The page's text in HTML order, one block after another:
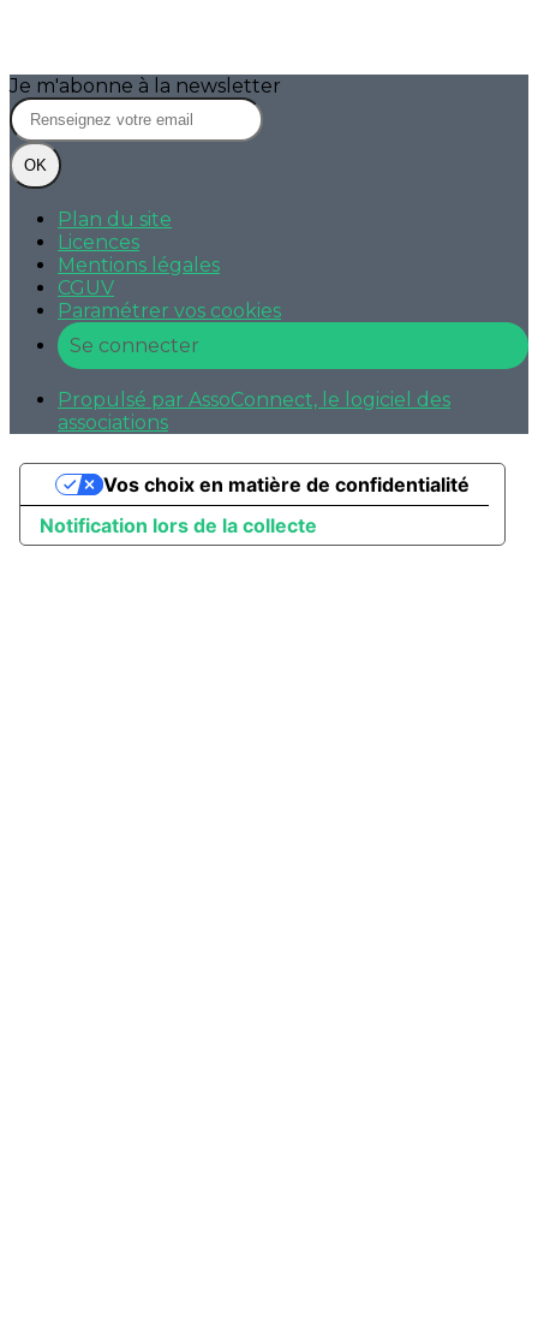
Je m'abonne à la newsletter
OK
Plan du site
Licences
Mentions légales
CGUV
Paramétrer vos cookies
Se connecter
Propulsé par AssoConnect, le logiciel des
associations
Notification lors de la collecte
Vos choix en matière de confidentialité